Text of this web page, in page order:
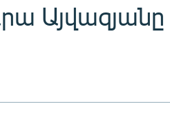
Այվազյանը